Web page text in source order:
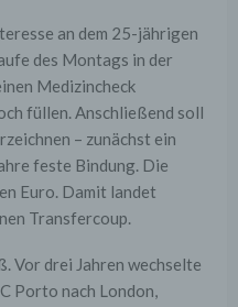
an dem 25-jährigen
des Montags in der
Medizincheck
füllen. Anschließend soll
– zunächst ein
feste Bindung. Die
Euro. Damit landet
Transfercoup.
Vor drei Jahren wechselte
Porto nach London,